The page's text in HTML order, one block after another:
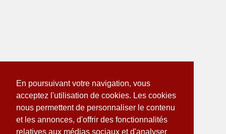
En poursuivant votre navigation, vous
acceptez l'utilisation de cookies. Les cookies
nous permettent de personnaliser le contenu
et les annonces, d'offrir des fonctionnalités
relatives aux médias sociaux et d'analyser